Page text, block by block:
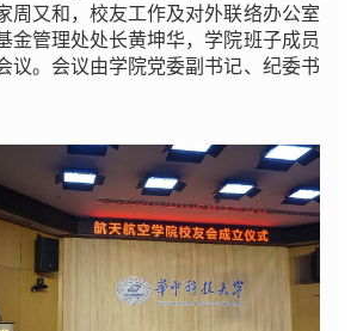
周又和，校友工作及对外联络办公室
金管理处处长黄坤华，学院班子成员
议。会议由学院党委副书记、纪委书